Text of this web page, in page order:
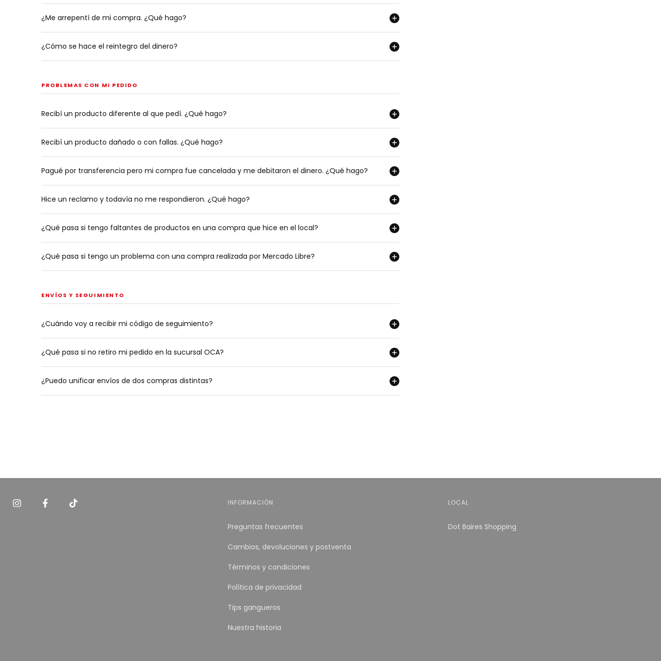
¿Me arrepentí de mi compra. ¿Qué hago?
¿Cómo se hace el reintegro del dinero?
PROBLEMAS CON MI PEDIDO
Recibí un producto diferente al que pedí. ¿Qué hago?
Recibí un producto dañado o con fallas. ¿Qué hago?
Pagué por transferencia pero mi compra fue cancelada y me debitaron el dinero. ¿Qué hago?
Hice un reclamo y todavía no me respondieron. ¿Qué hago?
¿Qué pasa si tengo faltantes de productos en una compra que hice en el local?
¿Qué pasa si tengo un problema con una compra realizada por Mercado Libre?
ENVÍOS Y SEGUIMIENTO
¿Cuándo voy a recibir mi código de seguimiento?
¿Qué pasa si no retiro mi pedido en la sucursal OCA?
¿Puedo unificar envíos de dos compras distintas?
INFORMACIÓN
Preguntas frecuentes
Cambios, devoluciones y postventa
Términos y condiciones
Política de privacidad
Tips gangueros
Nuestra historia
LOCAL
Dot Baires Shopping